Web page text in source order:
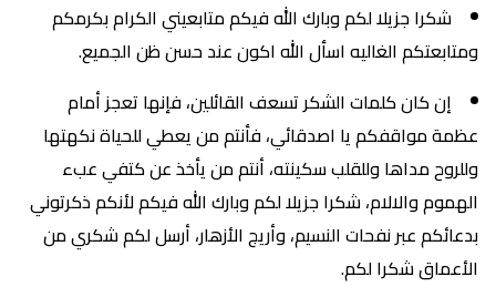
شكرا جزيلا لكم وبارك الله فيكم متابعيني الكرام بكرمكم
ومتابعتكم الغاليه اسأل الله اكون عند حسن ظن الجميع.
إن كان كلمات الشكر تسعف القائلين، فإنها تعجز أمام
عظمة مواقفكم يا اصدقائي، فأنتم من يعطي للحياة نكهتها
وللروح مداها وللقلب سكينته، أنتم من يأخذ عن كتفي عبء
الهموم والالام، شكرا جزيلا لكم وبارك الله فيكم لأنكم ذكرتوني
بدعائكم عبر نفحات النسيم، وأريج الأزهار، أرسل لكم شكري من
الأعماق شكرا لكم.